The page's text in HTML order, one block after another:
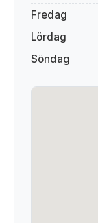
Fredag
Lördag
Söndag